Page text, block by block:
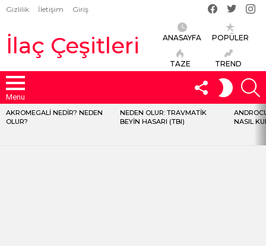
Gizlilik İletişim Giriş
Facebook
Twitter
İlaç Çeşitleri ANASAYFA POPÜLER
TAZE TREND
Menu
FOLLOWSWITCH
SKIN
LATEST
STORIES
AKROMEGALI NEDIR? NEDEN
OLUR?
NEDEN OLUR: TRAVMATIK
BEYIN HASARI (TBI)
NASIL